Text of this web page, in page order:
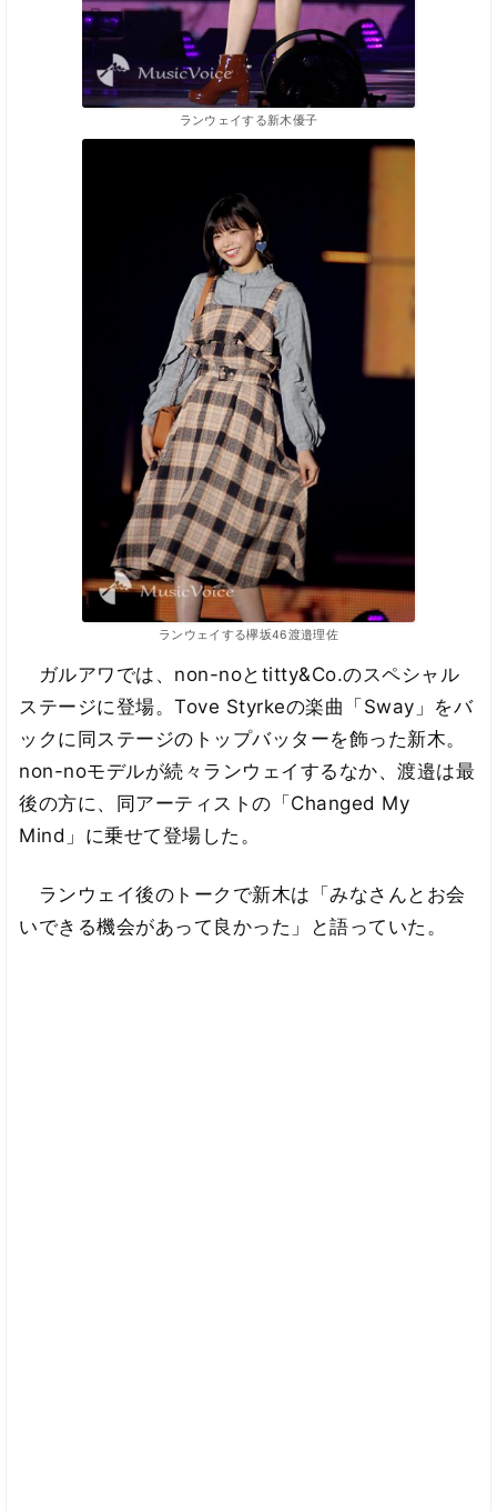
ランウェイする新木優子
ランウェイする欅坂46渡邉理佐
ガルアワでは、non-noとtitty&Co.のスペシャル
ステージに登場。Tove Styrkeの楽曲「Sway」をバ
ックに同ステージのトップバッターを飾った新木。
non-noモデルが続々ランウェイするなか、渡邉は最
後の方に、同アーティストの「Changed My
Mind」に乗せて登場した。
ランウェイ後のトークで新木は「みなさんとお会
いできる機会があって良かった」と語っていた。